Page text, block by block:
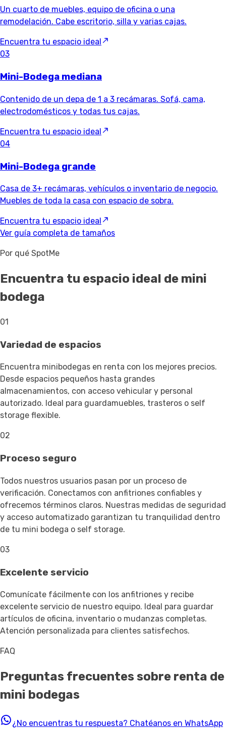
Un cuarto de muebles, equipo de oficina o una
remodelación. Cabe escritorio, silla y varias cajas.
Encuentra tu espacio ideal
03
Mini-Bodega mediana
Contenido de un depa de 1 a 3 recámaras. Sofá, cama,
electrodomésticos y todas tus cajas.
Encuentra tu espacio ideal
04
Mini-Bodega grande
Casa de 3+ recámaras, vehículos o inventario de negocio.
Muebles de toda la casa con espacio de sobra.
Encuentra tu espacio ideal
Ver guía completa de tamaños
Por qué SpotMe
Encuentra tu espacio ideal de mini
bodega
01
Variedad de espacios
Encuentra minibodegas en renta con los mejores precios.
Desde espacios pequeños hasta grandes
almacenamientos, con acceso vehicular y personal
autorizado. Ideal para guardamuebles, trasteros o self
storage flexible.
02
Proceso seguro
Todos nuestros usuarios pasan por un proceso de
verificación. Conectamos con anfitriones confiables y
ofrecemos términos claros. Nuestras medidas de seguridad
y acceso automatizado garantizan tu tranquilidad dentro
de tu mini bodega o self storage.
03
Excelente servicio
Comunícate fácilmente con los anfitriones y recibe
excelente servicio de nuestro equipo. Ideal para guardar
artículos de oficina, inventario o mudanzas completas.
Atención personalizada para clientes satisfechos.
FAQ
Preguntas frecuentes sobre renta de
mini bodegas
¿No encuentras tu respuesta? Chatéanos en WhatsApp